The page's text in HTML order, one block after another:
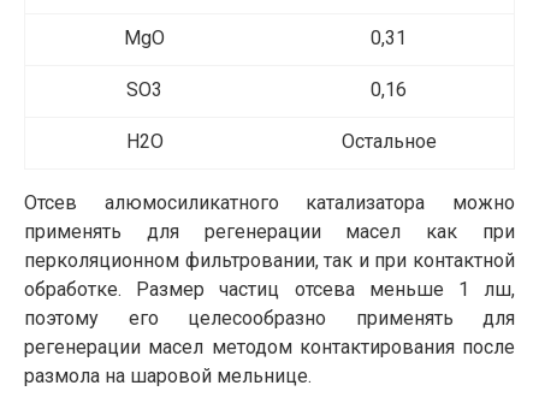
MgO 0,31
SO3 0,16
H2O Остальное
Отсев алюмосиликатного катализатора можно
применять для регенерации масел как при
перколяционном фильтровании, так и при контактной
обработке. Размер частиц отсева меньше 1 лш,
поэтому его целесообразно применять для
регенерации масел методом контактирования после
размола на шаровой мельнице.